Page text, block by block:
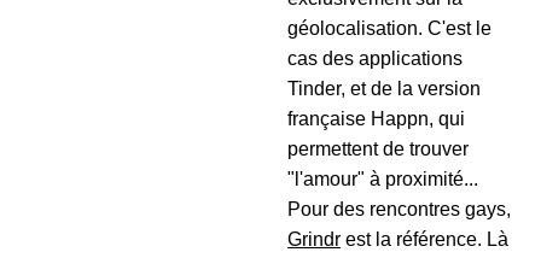
géolocalisation. C'est le
cas des applications
Tinder, et de la version
française Happn, qui
permettent de trouver
"l'amour" à proximité...
Pour des rencontres gays,
Grindr est la référence. Là